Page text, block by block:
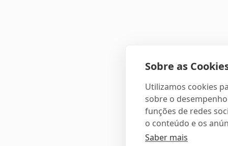
Sobre as
Utilizamos cookies
sobre o
funções de redes
o conteúdo e os
Saber mais